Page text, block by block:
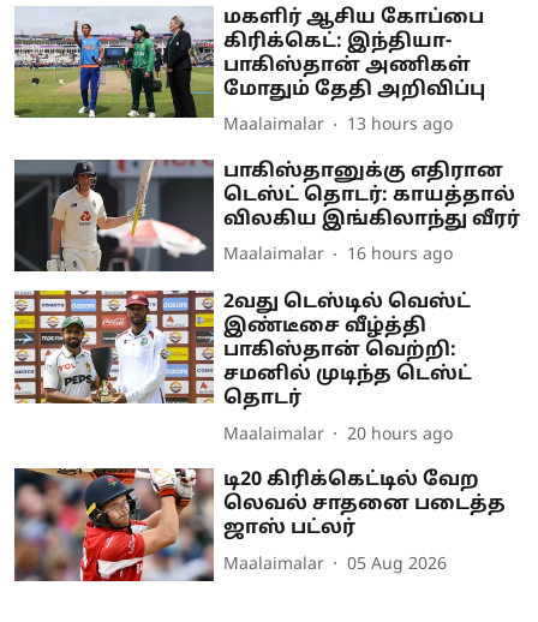
மகளிர் ஆசிய கோப்பை
கிரிக்கெட்: இந்தியா-
பாகிஸ்தான் அணிகள்
மோதும் தேதி அறிவிப்பு
Maalaimalar 13 hours ago
பாகிஸ்தானுக்கு எதிரான
டெஸ்ட் தொடர்: காயத்தால்
விலகிய இங்கிலாந்து வீரர்
Maalaimalar 16 hours ago
2வது டெஸ்டில் வெஸ்ட்
இண்டீசை வீழ்த்தி
பாகிஸ்தான் வெற்றி:
சமனில் முடிந்த டெஸ்ட்
தொடர்
Maalaimalar 20 hours ago
டி20 கிரிக்கெட்டில் வேற
லெவல் சாதனை படைத்த
ஜாஸ் பட்லர்
Maalaimalar 05 Aug 2026